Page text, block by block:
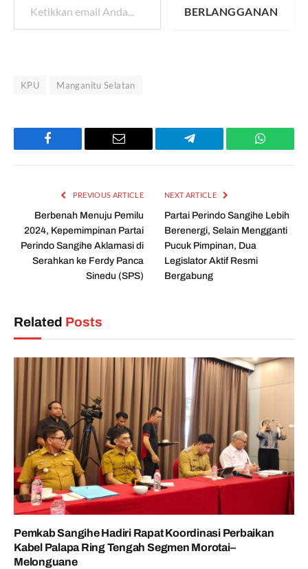
BERLANGGANAN
KPU Manganitu Selatan
Facebook Email Telegram
PREVIOUS ARTICLE
Berbenah Menuju Pemilu
2024, Kepemimpinan Partai
Perindo Sangihe Aklamasi di
Serahkan ke Ferdy Panca
Sinedu (SPS)
NEXT ARTICLE
Partai Perindo Sangihe Lebih
Berenergi, Selain Mengganti
Pucuk Pimpinan, Dua
Legislator Aktif Resmi
Bergabung
Related Posts
Pemkab Sangihe Hadiri Rapat Koordinasi Perbaikan
Kabel Palapa Ring Tengah Segmen Morotai–
Melonguane